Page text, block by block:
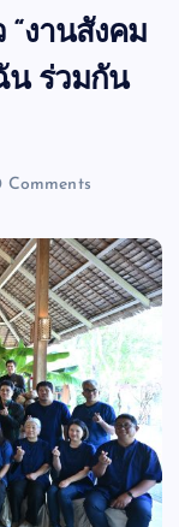
งานสังคม
น ร่วมกัน
Comments